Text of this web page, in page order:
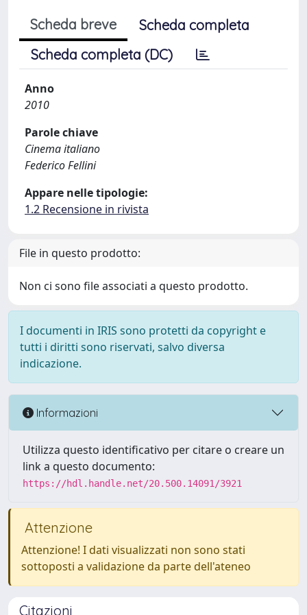
Scheda breve
Scheda completa
Scheda completa (DC)
Anno
2010
Parole chiave
Cinema italiano
Federico Fellini
Appare nelle tipologie:
1.2 Recensione in rivista
File in questo prodotto:
Non ci sono file associati a questo prodotto.
I documenti in IRIS sono protetti da copyright e
tutti i diritti sono riservati, salvo diversa
indicazione.
Informazioni
Utilizza questo identificativo per citare o creare un
link a questo documento:
https://hdl.handle.net/20.500.14091/3921
Attenzione
Attenzione! I dati visualizzati non sono stati
sottoposti a validazione da parte dell'ateneo
Citazioni